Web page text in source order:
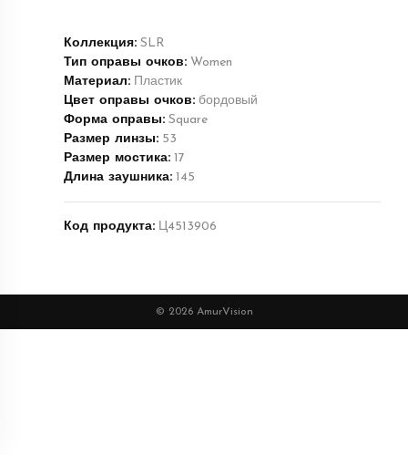
Коллекция: SLR
Тип оправы очков: Women
Материал: Пластик
Цвет оправы очков: бордовый
Форма оправы: Square
Размер линзы: 53
Размер мостика: 17
Длина заушника: 145
Код продукта: Ц4513906
© 2026 AmurVision